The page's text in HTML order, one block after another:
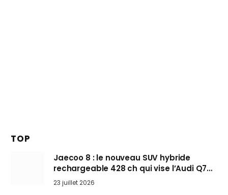
TOP
Jaecoo 8 : le nouveau SUV hybride
rechargeable 428 ch qui vise l’Audi Q7
arrive en Europe cet automne
23 juillet 2026